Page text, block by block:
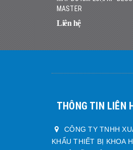
MASTER
Liên hệ
THÔNG TIN LIÊN
CÔNG TY TNHH
KHẨU THIẾT BỊ KHOA